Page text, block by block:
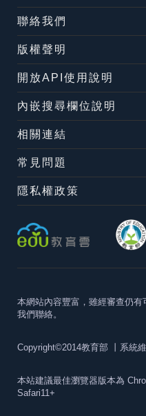
聯絡我們
版權聲明
開放API使用說明
內嵌搜尋欄位說明
相關連結
常見問題
隱私權政策
本網站內容豐富，雖經審查仍有
我們聯絡。
Copyright©2014教育部 丨系統
本站建議最佳瀏覽器版本為
Safari11+